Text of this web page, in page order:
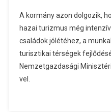
A kormány azon dolgozik,
hazai turizmus még
családok jólétéhez, a
turisztikai térségek
Nemzetgazdasági
vel.